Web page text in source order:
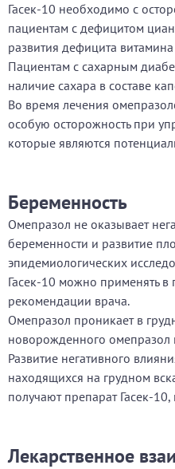
Гасек-10 необходимо с
пациентам с дефицитом
развития дефицита
Пациентам с сахарным
наличие сахара в составе
Во время лечения
особую осторожность при
которые являются
Беременность
Омепразол не оказывает
беременности и развитие
эпидемиологических
Гасек-10 можно применять
рекомендации врача.
Омепразол проникает в
новорожденного омепразол
Развитие негативного
находящихся на грудном
получают препарат Гасек-
Лекарственное